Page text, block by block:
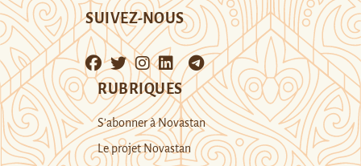
SUIVEZ-NOUS
RUBRIQUES
S’abonner à Novastan
Le projet Novastan